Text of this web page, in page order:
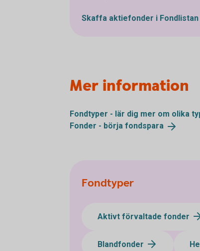
Skaffa aktiefonder i Fondlistan
Mer information
Fondtyper - lär dig mer om olika
Fonder - börja fondspara
Fondtyper
Aktivt förvaltade fonder
Blandfonder